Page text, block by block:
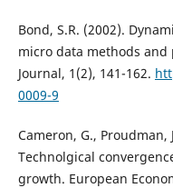
Bond, S.R. (2002).
micro data methods and
Journal, 1(2), 141-162.
0009-9
Cameron, G., Proudman,
Technolgical
growth. European